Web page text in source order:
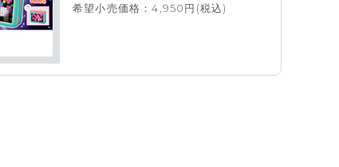
希望小売価格：4,950円(税込)